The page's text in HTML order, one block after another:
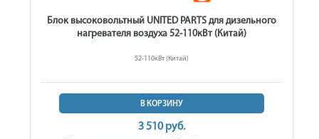
Блок высоковольтный UNITED PARTS для дизельного
нагревателя воздуха 52-110кВт (Китай)
52-110кВт (Китай)
В КОРЗИНУ
3 510 руб.